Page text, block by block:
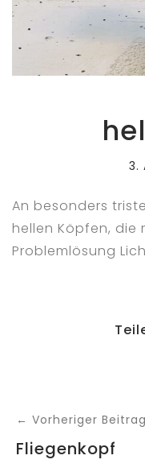
3.
An besonders
hellen Köpfen, die
Problemlösung
← Vorheriger Beitrag
Fliegenkopf